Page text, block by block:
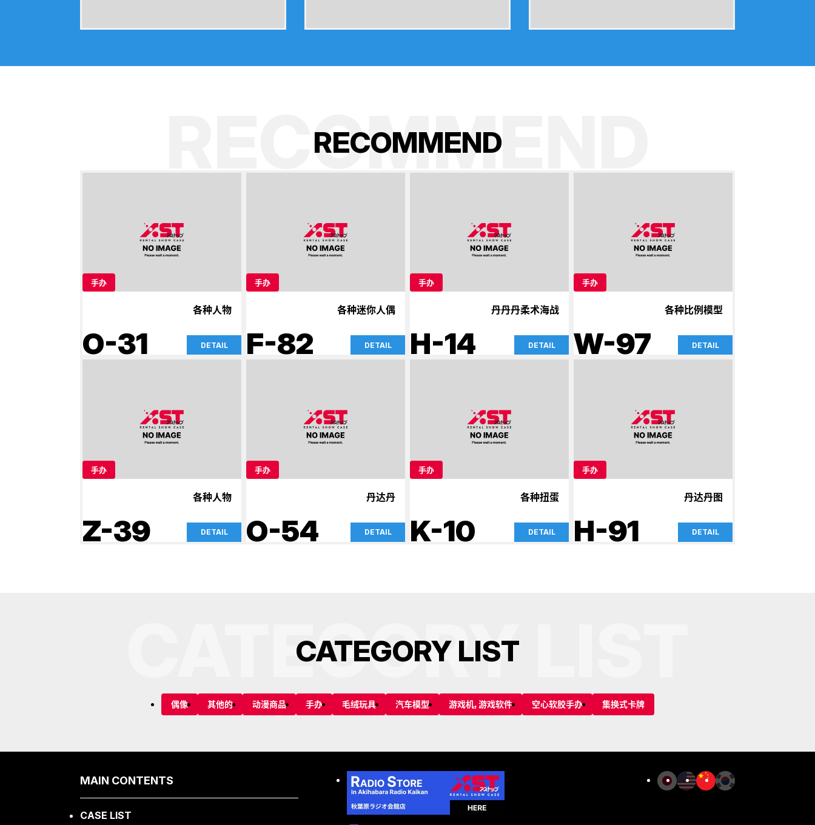
RECOMMEND
RECOMMEND
手办
各种人物
O-31 DETAIL
手办
各种迷你人偶
F-82 DETAIL
手办
丹丹丹柔术海战
H-14 DETAIL
手办
各种比例模型
W-97 DETAIL
手办
各种人物
Z-39 DETAIL
手办
丹达丹
O-54 DETAIL
手办
各种扭蛋
K-10 DETAIL
手办
丹达丹图
H-91 DETAIL
CATEGORY LIST
CATEGORY LIST
偶像 其他的 动漫商品 手办 毛绒玩具 汽车模型 游戏机，游戏软件 空心软胶手办 集换式卡牌
MAIN CONTENTS
CASE LIST